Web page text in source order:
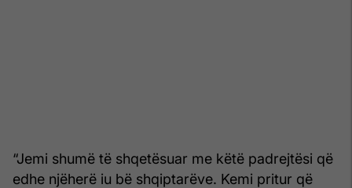
“Jemi shumë të shqetësuar me këtë padrejtësi që
edhe njëherë iu bë shqiptarëve. Kemi pritur që